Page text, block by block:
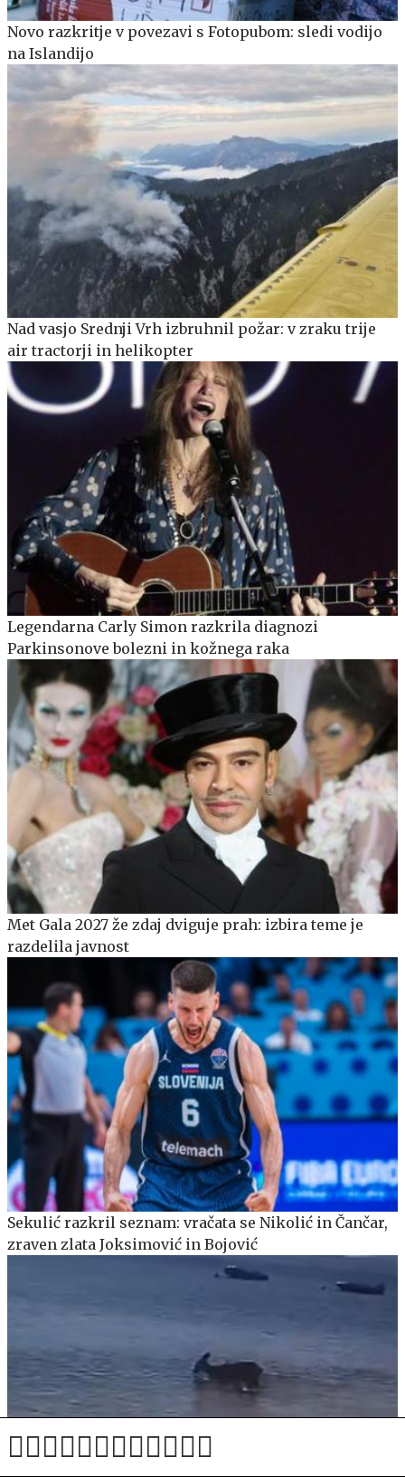
Novo razkritje v povezavi s Fotopubom: sledi vodijo
na Islandijo
Nad vasjo Srednji Vrh izbruhnil požar: v zraku trije
air tractorji in helikopter
Legendarna Carly Simon razkrila diagnozi
Parkinsonove bolezni in kožnega raka
Met Gala 2027 že zdaj dviguje prah: izbira teme je
razdelila javnost
Sekulić razkril seznam: vračata se Nikolić in Čančar,
zraven zlata Joksimović in Bojović